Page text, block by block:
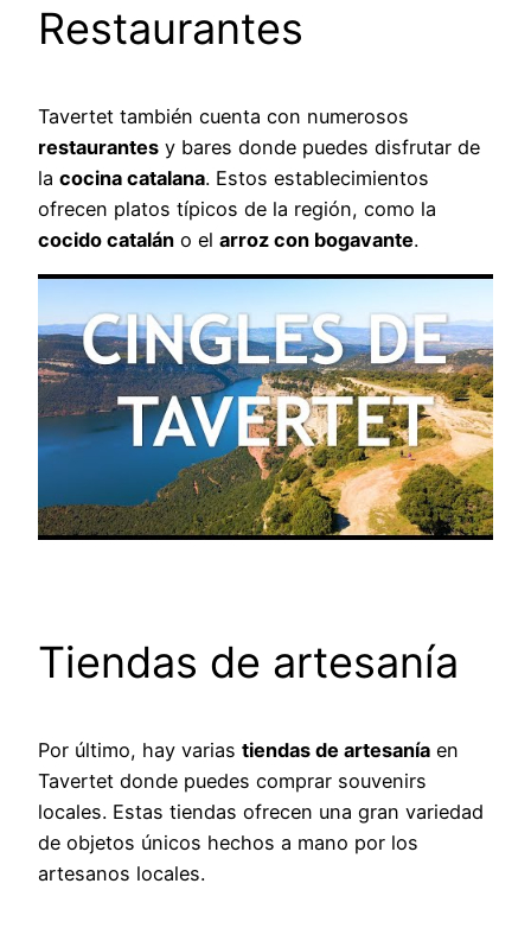
Restaurantes
Tavertet también cuenta con numerosos
restaurantes y bares donde puedes disfrutar de
la cocina catalana. Estos establecimientos
ofrecen platos típicos de la región, como la
cocido catalán o el arroz con bogavante.
Tiendas de artesanía
Por último, hay varias tiendas de artesanía en
Tavertet donde puedes comprar souvenirs
locales. Estas tiendas ofrecen una gran variedad
de objetos únicos hechos a mano por los
artesanos locales.